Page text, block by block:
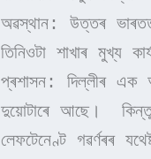
অৱস্থান: উত্তৰ ভাৰতত
তিনিওটা শাখাৰ মুখ্য
প্ৰশাসন: দিল্লীৰ এক
দুয়োটাৰে আছে।
লেফটেনেণ্ট গৱৰ্ণৰৰ